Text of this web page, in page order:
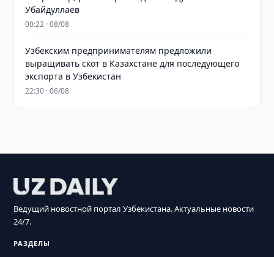
Убайдуллаев
00:22 · 08/08
Узбекским предпринимателям предложили
выращивать скот в Казахстане для последующего
экспорта в Узбекистан
22:30 · 06/08
Ведущий новостной портал Узбекистана. Актуальные новости
24/7.
РАЗДЕЛЫ